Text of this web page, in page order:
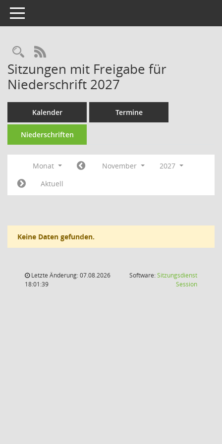
Toggle navigation
Rechercheauswahl
RSS-Feed
Sitzungen mit Freigabe für
Niederschrift 2027
Kalender Termine
Niederschriften
Monat November
2027
Aktuell
Keine Daten gefunden.
Letzte Änderung: 07.08.2026
18:01:39
Software:Sitzungsdienst
Session(Wird in